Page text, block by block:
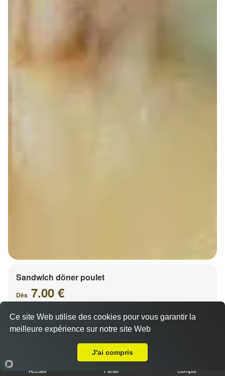
Sandwich döner poulet
Dès 7.00 €
Accueil Panier Compte
Ce site Web utilise des cookies pour vous garantir la
meilleure expérience sur notre site Web
J'ai compris